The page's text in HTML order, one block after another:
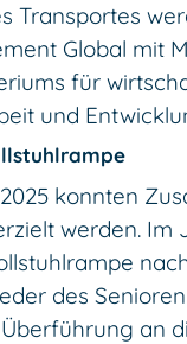
Transportes
Global mit
für
und
konnten
werden. Im
des
an